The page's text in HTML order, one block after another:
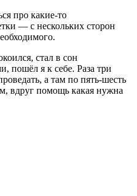
про какие-то
— с нескольких сторон
стал в сон
пошёл я к себе. Раза три
а там по пять-шесть
вдруг помощь какая нужна